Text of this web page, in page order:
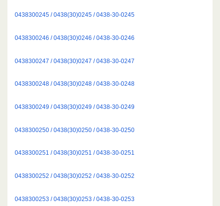
0438300245 / 0438(30)0245 / 0438-30-0245
0438300246 / 0438(30)0246 / 0438-30-0246
0438300247 / 0438(30)0247 / 0438-30-0247
0438300248 / 0438(30)0248 / 0438-30-0248
0438300249 / 0438(30)0249 / 0438-30-0249
0438300250 / 0438(30)0250 / 0438-30-0250
0438300251 / 0438(30)0251 / 0438-30-0251
0438300252 / 0438(30)0252 / 0438-30-0252
0438300253 / 0438(30)0253 / 0438-30-0253